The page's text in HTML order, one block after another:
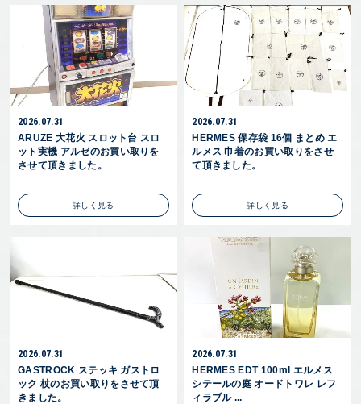
2026.07.31
ARUZE 大花火 スロット台 スロ
ット実機 アルゼのお買い取りを
させて頂きました。
詳しく見る
2026.07.31
HERMES 保存袋 16個 まとめ エ
ルメス 巾着のお買い取りをさせ
て頂きました。
詳しく見る
2026.07.31
GASTROCK ステッキ ガストロ
ック 杖のお買い取りをさせて頂
きました。
2026.07.31
HERMES EDT 100ml エルメス
シテールの庭 オードトワレ レフ
ィラブル ...